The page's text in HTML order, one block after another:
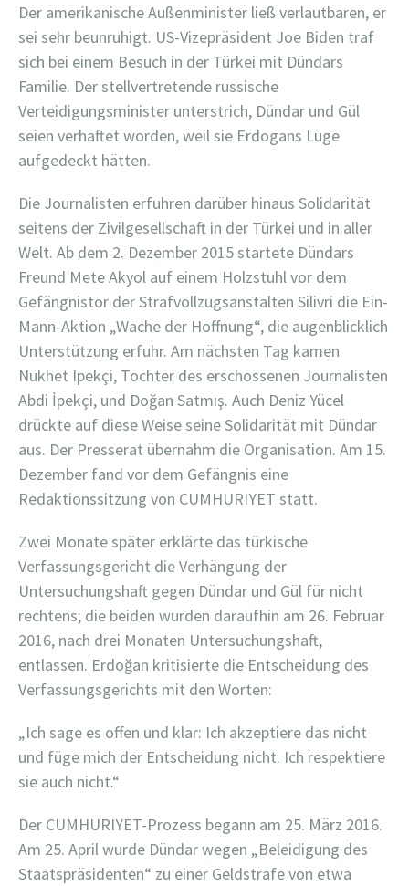
Der amerikanische Außenminister ließ verlautbaren, er
sei sehr beunruhigt. US-Vizepräsident Joe Biden traf
sich bei einem Besuch in der Türkei mit Dündars
Familie. Der stellvertretende russische
Verteidigungsminister unterstrich, Dündar und Gül
seien verhaftet worden, weil sie Erdogans Lüge
aufgedeckt hätten.
Die Journalisten erfuhren darüber hinaus Solidarität
seitens der Zivilgesellschaft in der Türkei und in aller
Welt. Ab dem 2. Dezember 2015 startete Dündars
Freund Mete Akyol auf einem Holzstuhl vor dem
Gefängnistor der Strafvollzugsanstalten Silivri die Ein-
Mann-Aktion „Wache der Hoffnung“, die augenblicklich
Unterstützung erfuhr. Am nächsten Tag kamen
Nükhet Ipekçi, Tochter des erschossenen Journalisten
Abdi İpekçi, und Doğan Satmış. Auch Deniz Yücel
drückte auf diese Weise seine Solidarität mit Dündar
aus. Der Presserat übernahm die Organisation. Am 15.
Dezember fand vor dem Gefängnis eine
Redaktionssitzung von CUMHURIYET statt.
Zwei Monate später erklärte das türkische
Verfassungsgericht die Verhängung der
Untersuchungshaft gegen Dündar und Gül für nicht
rechtens; die beiden wurden daraufhin am 26. Februar
2016, nach drei Monaten Untersuchungshaft,
entlassen. Erdoğan kritisierte die Entscheidung des
Verfassungsgerichts mit den Worten:
„Ich sage es offen und klar: Ich akzeptiere das nicht
und füge mich der Entscheidung nicht. Ich respektiere
sie auch nicht.“
Der CUMHURIYET-Prozess begann am 25. März 2016.
Am 25. April wurde Dündar wegen „Beleidigung des
Staatspräsidenten“ zu einer Geldstrafe von etwa